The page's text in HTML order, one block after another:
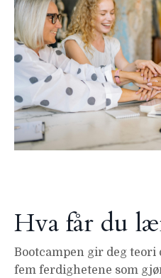
Hva får du
Bootcampen gir deg
fem ferdighetene som